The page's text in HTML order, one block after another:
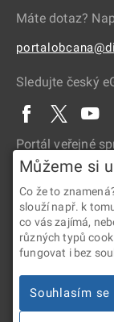
Máte dotaz?
Sledujte český
Portál veřejné
2026 © Digitální a
v souladu se
k informacím.
Můžeme si
Co že to
slouží např. k
co vás zajímá,
různých typů
fungovat i bez
Souhlasím se